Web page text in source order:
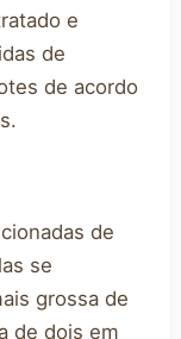
e
de
de acordo
de
se
grossa de
de dois em